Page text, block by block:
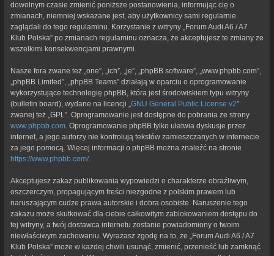
dowolnym czasie zmienić poniższe postanowienia, informując cię o
zmianach, niemniej wskazane jest, aby użytkownicy sami regularnie
zaglądali do tego regulaminu. Korzystanie z witryny „Forum Audi A6 / A7
Klub Polska” po zmianach regulaminu oznacza, że akceptujesz te zmiany ze
wszelkimi konsekwencjami prawnymi.
Nasze fora zwane też „one”, „ich”, „je”, „phpBB software”, „www.phpbb.com”,
„phpBB Limited”, „phpBB Teams” działają w oparciu o oprogramowanie
wykorzystujące technologię phpBB, która jest środowiskiem typu witryny
(bulletin board), wydane na licencji „GNU General Public License v2”
zwanej też „GPL”. Oprogramowanie jest dostępne do pobrania ze strony
www.phpbb.com. Oprogramowanie phpBB tylko ułatwia dyskusje przez
internet, a jego autorzy nie kontrolują tekstów zamieszczanych w internecie
za jego pomocą. Więcej informacji o phpBB można znaleźć na stronie
https://www.phpbb.com/.
Akceptujesz zakaz publikowania wypowiedzi o charakterze obraźliwym,
oszczerczym, propagującym treści niezgodne z polskim prawem lub
naruszającym cudze prawa autorskie i dobra osobiste. Naruszenie tego
zakazu może skutkować dla ciebie całkowitym zablokowaniem dostępu do
tej witryny, a twój dostawca internetu zostanie powiadomiony o twoim
niewłaściwym zachowaniu. Wyrażasz zgodę na to, że „Forum Audi A6 / A7
Klub Polska” może w każdej chwili usunąć, zmienić, przenieść lub zamknąć